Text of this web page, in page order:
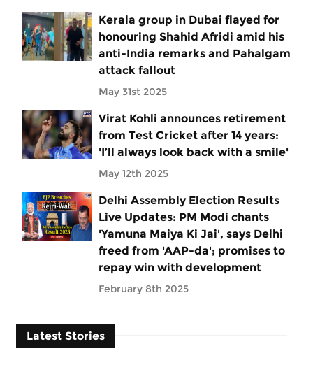
Kerala group in Dubai flayed for
honouring Shahid Afridi amid his
anti-India remarks and Pahalgam
attack fallout
May 31st 2025
Virat Kohli announces retirement
from Test Cricket after 14 years:
'I’ll always look back with a smile'
May 12th 2025
Delhi Assembly Election Results
Live Updates: PM Modi chants
'Yamuna Maiya Ki Jai', says Delhi
freed from 'AAP-da'; promises to
repay win with development
February 8th 2025
Latest Stories